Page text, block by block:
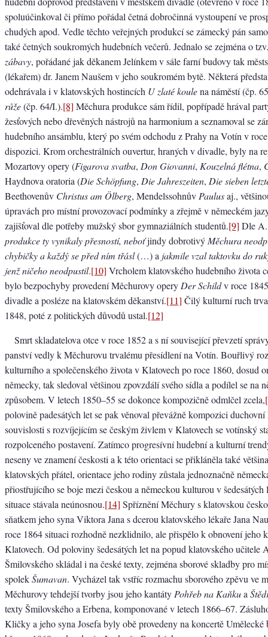
spoluúčinkoval či přímo pořádal četná dobročinná vystoupení ve
chudých apod. Vedle těchto veřejných produkcí se zámecký pán
také četných soukromých hudebních večerů. Jednalo se zejména o
zábavy, pořádané jak děkanem Jelínkem v sále farní budovy tak
(lékařem) dr. Janem Naušem v jeho soukromém bytě. Některá
odehrávala i v klatovských hostincích U zlaté koulena náměstí (čp.
růže(čp. 64/I.).[8] Měchura produkce sám řídil, popřípadě hrával
žesťových nebo dřevěných nástrojů na harmonium a seznamoval se
hudebního ansámblu, který po svém odchodu z Prahy na Votín v
dispozici. Krom orchestrálních ouvertur, hraných v divadle, byly na
Mozartovy opery (Figarova svatba, Don Giovanni, Kouzelná flétna,
Haydnova oratoria (Die Schöpfung, Die Jahreszeiten, Die sieben
Beethovenův Christus am Ölberg, Mendelssohnův Paulusaj.,
úpravách pro místní provozovací podmínky a zřejmě v německém
zajišťoval dle potřeby mužský sbor gymnaziálních studentů.[9] Dle
produkce ty vynikaly přesností, neboťjindy dobrotivý Měchura
chybičky a každý se před ním třásl(…) a jakmile vzal taktovku do
jenž ničeho neodpustil.[10] Vrcholem klatovského hudebního života
bylo bezpochyby provedení Měchurovy opery Der Schildv roce
divadle a posléze na klatovském děkanství.[11] Čilý kulturní ruch
1848, poté z politických důvodů ustal.[12]
Smrt skladatelova otce v roce 1852 a s ní související převzetí
panství vedly k Měchurovu trvalému přesídlení na Votín. Bouřlivý
kulturního a společenského života v Klatovech po roce 1860, dosud
německy, tak sledoval většinou zpovzdálí svého sídla a podílel se na
způsobem. V letech 1850–55 se dokonce kompozičně odmlčel zcela,
polovině padesátých let se pak věnoval převážně kompozici
souvislosti s rozvíjejícím se českým živlem v Klatovech se votínský
rozpolceného postavení. Zatímco progresívní hudební a kulturní
neseny ve znamení českosti a k této orientaci se přikláněla také
klatovských přátel, orientace jeho rodiny zůstala jednoznačně
přiostřujícího se boje mezi českou a německou kulturou v šedesátých
situace stávala neúnosnou.[14] Spříznění Měchury s klatovskou
sňatkem jeho syna Viktora Jana s dcerou klatovského lékaře Jana
roce 1864 situaci rozhodně nezklidnilo, ale přispělo k obnovení jeho
Klatovech. Od poloviny šedesátých let na popud klatovského učitele
Šmilovského skládal i na české texty, zejména sborové skladby pro
spolekŠumavan. Vycházel tak vstříc rozmachu sborového zpěvu ve
Měchurovy tehdejší tvorby jsou jeho kantáty Pohřeb na Kaňkua
texty Šmilovského a Erbena, komponované v letech 1866–67.
Kličky a jeho syna Josefa byly obě provedeny na koncertě Umělecké